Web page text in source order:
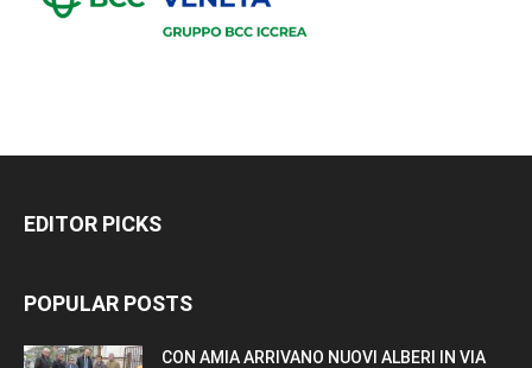
EDITOR PICKS
POPULAR POSTS
CON AMIA ARRIVANO NUOVI ALBERI IN VIA